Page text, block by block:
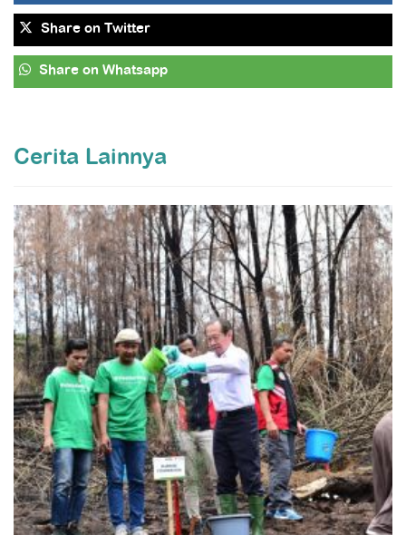
Share on Twitter
Share on Whatsapp
Cerita Lainnya